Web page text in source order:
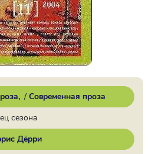
/ Современная проза
сезона
Дёрри